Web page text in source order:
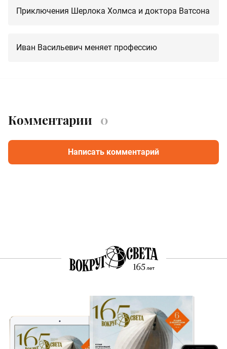
Приключения Шерлока Холмса и доктора Ватсона
Иван Васильевич меняет профессию
Комментарии 0
Написать комментарий